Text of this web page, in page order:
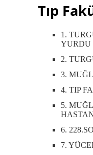
Tıp
1.
YURDU
2.
3.
4. TIP
5.
6.
7.